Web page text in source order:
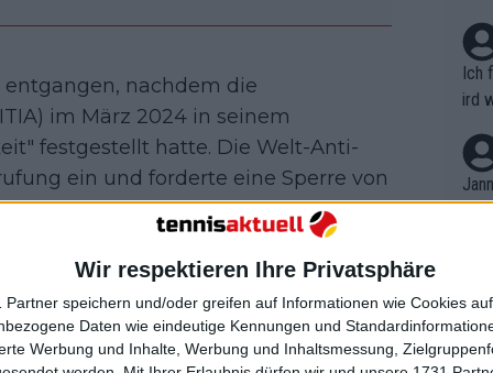
Wir respektieren Ihre Privatsphäre
Partner speichern und/oder greifen auf Informationen wie Cookies
Daten wie eindeutige Kennungen und
Werbung und Inhalte, Werbung und Inhaltsmessung,
entgangen, nachdem die
im März 2024 in seinem
festgestellt hatte. Die Welt-Anti-
ein und forderte eine Sperre von
sich auf eine dreimonatige Strafe, um
Neustart
der ehemalige
Ich
ird
r in
em
t,
B.
n
nt.